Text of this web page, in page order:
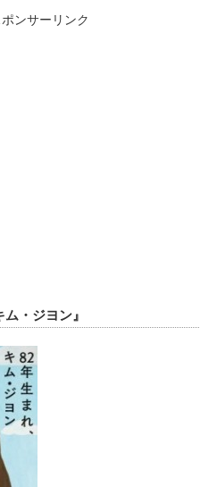
ポンサーリンク
・ジヨン』